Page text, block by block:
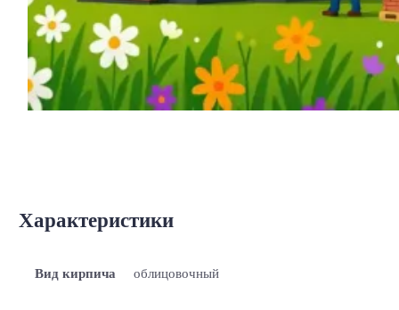
Характеристики
Вид кирпича облицовочный